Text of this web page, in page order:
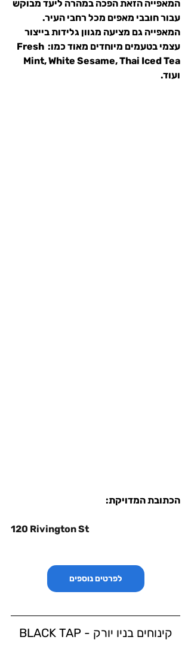
המאפייה הזאת הפכה במהרה ליעד מבוקש
עבור חובבי מאפים מכל רחבי העיר.
המאפייה גם מציעה מגוון גלידות בייצור
עצמי בטעמים מיוחדים מאוד כמו: Fresh
ועוד.
הכתובת המדויקת:
120 Rivington St
לפרטים נוספים
BLACK TAP - קינוחים בניו יורק